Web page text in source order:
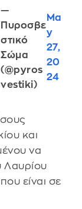
—
Πυροσβε
στικό
Σώμα
(@pyros
vestiki)
Ma
y
27,
20
24
και
να
είναι σε